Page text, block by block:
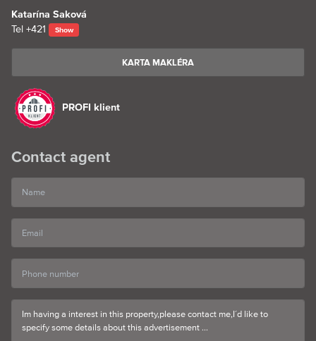
Katarína Saková
Tel +421 Show
KARTA MAKLÉRA
PROFI klient
Contact agent